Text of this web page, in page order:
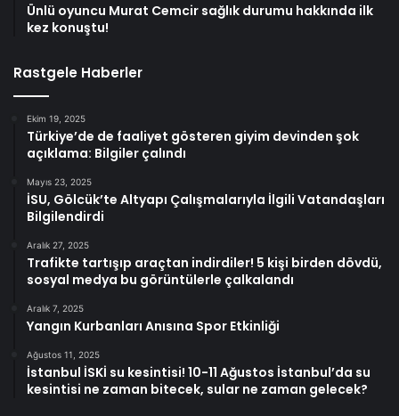
Ünlü oyuncu Murat Cemcir sağlık durumu hakkında ilk
kez konuştu!
Rastgele Haberler
Ekim 19, 2025
Türkiye’de de faaliyet gösteren giyim devinden şok
açıklama: Bilgiler çalındı
Mayıs 23, 2025
İSU, Gölcük’te Altyapı Çalışmalarıyla İlgili Vatandaşları
Bilgilendirdi
Aralık 27, 2025
Trafikte tartışıp araçtan indirdiler! 5 kişi birden dövdü,
sosyal medya bu görüntülerle çalkalandı
Aralık 7, 2025
Yangın Kurbanları Anısına Spor Etkinliği
Ağustos 11, 2025
İstanbul İSKİ su kesintisi! 10-11 Ağustos İstanbul’da su
kesintisi ne zaman bitecek, sular ne zaman gelecek?